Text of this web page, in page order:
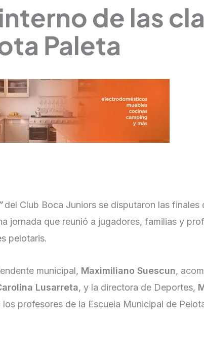
de las
Paleta
del Club Boca Juniors se disputaron las finales
jornada que reunió a jugadores, familias y
pelotaris.
municipal, Maximiliano Suescun,
Lusarreta, y la directora de Deportes,
profesores de la Escuela Municipal de